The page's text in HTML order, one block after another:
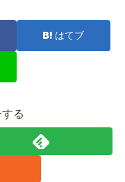
はてブ
る